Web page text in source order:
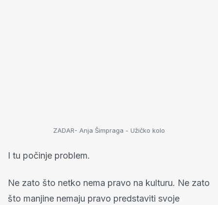
ZADAR- Anja Šimpraga - Užičko kolo
I tu počinje problem.
Ne zato što netko nema pravo na kulturu. Ne zato
što manjine nemaju pravo predstaviti svoje